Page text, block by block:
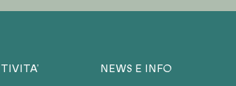
NEWS E INFO